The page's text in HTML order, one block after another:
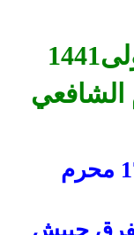
الشافعي
محرم
حبيش